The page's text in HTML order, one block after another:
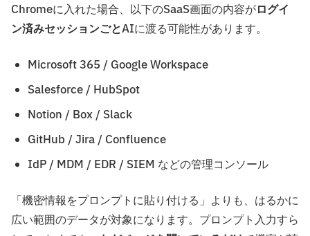
Chromeに入れた場合、以下のSaaS画面の内容がログイ
ン済みセッションごとAIに渡る可能性があります。
Microsoft 365 / Google Workspace
Salesforce / HubSpot
Notion / Box / Slack
GitHub / Jira / Confluence
IdP / MDM / EDR / SIEM などの管理コンソール
「機密情報をプロンプトに貼り付ける」よりも、はるかに
広い範囲のデータが対象になります。プロンプト入力すら